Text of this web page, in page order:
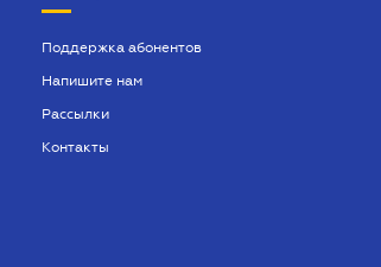
Поддержка абонентов
Напишите нам
Рассылки
Контакты